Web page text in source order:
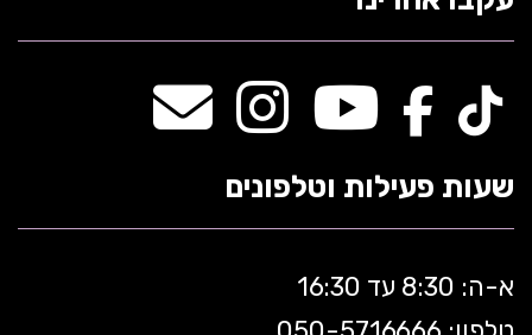
שעות פעילות וטלפונים
א-ה: 8:30 עד 16:30